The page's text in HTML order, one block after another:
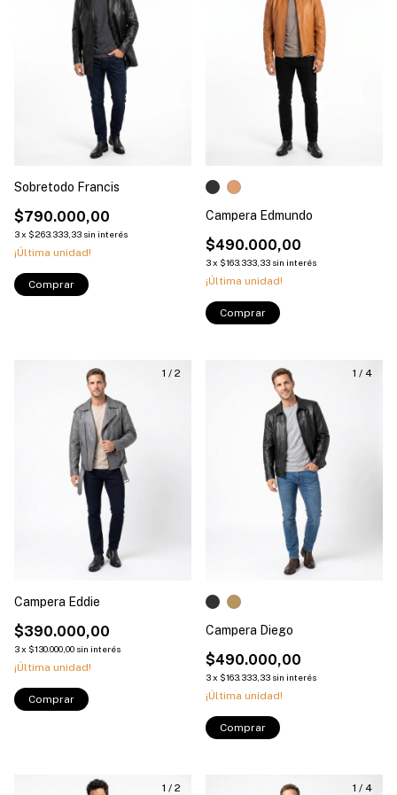
Sobretodo Francis
$790.000,00
3x $263.333,33 sin interés
¡Última unidad!
Comprar
Campera Edmundo
$490.000,00
3x $163.333,33 sin interés
¡Última unidad!
Comprar
1 / 2
Campera Eddie
$390.000,00
3x $130.000,00 sin interés
¡Última unidad!
Comprar
1 / 4
Campera Diego
$490.000,00
3x $163.333,33 sin interés
¡Última unidad!
Comprar
1 / 2 1 / 4